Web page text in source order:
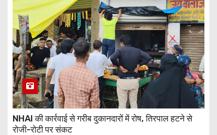
NHAI की कार्रवाई से गरीब दुकानदारों में रोष, तिरपाल हटने से
रोजी-रोटी पर संकट